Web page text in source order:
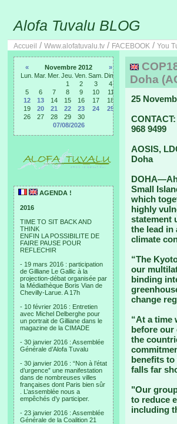
Alofa Tuvalu BLOG
Accueil / Www.alofatuvalu.tv / FACEBOOK / You
« Novembre 2012
»
Lun. Mar. Mer. Jeu. Ven. Sam. Dim.
1
2 3
4
5
6 7 8 9 10
11
12
13 14 15 16 17
18
19
20 21 22 23 24
25
26
27 28 29
30
07/08/2026
AGENDA !
2016
TIME TO SIT BACK AND
THINK
ENFIN LA POSSIBILITE DE
FAIRE PAUSE POUR
REFLECHIR
- 19 mars 2016 : participation
de Gilliane Le Gallic à la
projection-débat organisée par
la Médiathèque Boris Vian de
Chevilly-Larue. A 17h
- 10 février 2016 : Entretien
avec Michel Delberghe pour
un portrait de Gilliane dans le
magazine de la CIMADE
- 30 janvier 2016 : Assemblée
Générale d’Alofa Tuvalu
- 30 janvier 2016 : “Non à l’état
d’urgence” une manifestation
dans de nombreuses villes
françaises dont Paris bien sûr
. L’assemblée nous a
empêchés d’y participer.
- 23 janvier 2016 : Assemblée
Générale de la Coalition 21
Doha
25
968 9499
AOSIS,
Doha
Small
which
highly
statement
the lead in
climate
“The
our
binding
change
“At a time
before our
the
benefits
falls far
"Our
to reduce
including